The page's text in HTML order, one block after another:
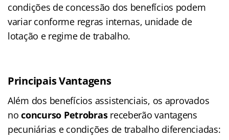
condições de concessão dos benefícios podem
variar conforme regras internas, unidade de
lotação e regime de trabalho.
Principais Vantagens
Além dos benefícios assistenciais, os aprovados
noconcurso Petrobrasreceberão vantagens
pecuniárias e condições de trabalho diferenciadas: